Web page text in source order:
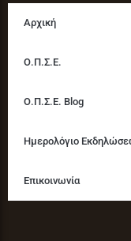
Αρχική
Ο.Π.Σ.Ε.
Ο.Π.Σ.Ε. Blog
Ημερολόγιο
Επικοινωνία